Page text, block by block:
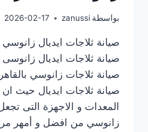
بواسطة zanussi
2026-02-17
صيانة ثلاجات ايديال
صيانة ثلاجات ايديال زانوسى
صيانة ثلاجات زانوسي
صيانة ثلاجات ايديال حيث
المعدات و الاجهزة التى
زانوسي من افضل و أمهر